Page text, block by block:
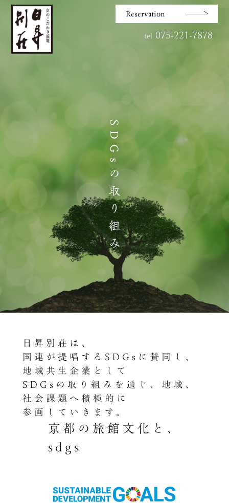
tel 075-221-7878
Reservation
SDGsの取り組み
日昇別荘は、
国連が提唱するSDGsに賛同し、
地域共生企業として
SDGsの取り組みを通じ、地域、
社会課題へ積極的に
参画していきます。
京都の旅館文化と、
sdgs